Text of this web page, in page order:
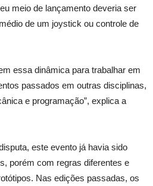
meio de lançamento deveria ser
de um joystick ou controle de
essa dinâmica para trabalhar em
passados em outras disciplinas,
e programação”, explica a
este evento já havia sido
porém com regras diferentes e
Nas edições passadas, os